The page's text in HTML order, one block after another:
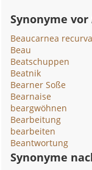
Synonyme vor
Beaucarnea
Beau
Beatschuppen
Beatnik
Bearner Soße
Bearnaise
beargwöhnen
Bearbeitung
bearbeiten
Beantwortung
Synonyme